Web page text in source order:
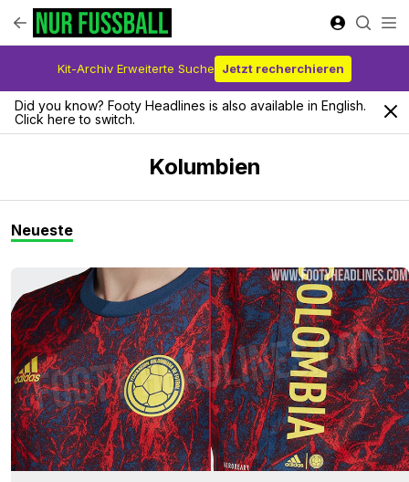
Kit-Archiv Erweiterte Suche Jetzt recherchieren
Did you know? Footy Headlines is also available in English.
Click here to switch.
Kolumbien
Neueste